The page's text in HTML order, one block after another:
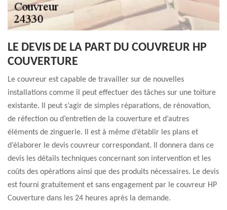
LE DEVIS DE LA PART DU COUVREUR HP
COUVERTURE
Le couvreur est capable de travailler sur de nouvelles
installations comme il peut effectuer des tâches sur une toiture
existante. Il peut s’agir de simples réparations, de rénovation,
de réfection ou d’entretien de la couverture et d’autres
éléments de zinguerie. Il est à même d’établir les plans et
d’élaborer le devis couvreur correspondant. Il donnera dans ce
devis les détails techniques concernant son intervention et les
coûts des opérations ainsi que des produits nécessaires. Le devis
est fourni gratuitement et sans engagement par le couvreur HP
Couverture dans les 24 heures après la demande.